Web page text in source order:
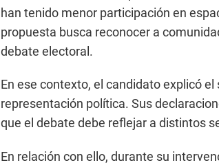
han tenido menor participación en
propuesta busca reconocer a
debate electoral.
En ese contexto, el candidato explicó
representación política. Sus
que el debate debe reflejar a distintos
En relación con ello, durante su